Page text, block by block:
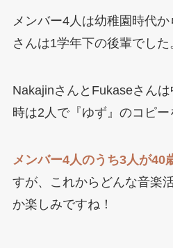
メンバー4人は幼稚園時代
さんは1学年下の後輩でした
NakajinさんとFukaseさん
時は2人で『ゆず』のコピー
メンバー4人のうち3人が40
すが、これからどんな音楽
か楽しみですね！